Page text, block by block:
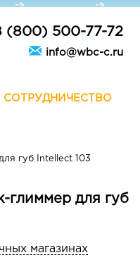
(800) 500-77-72
info@wbc-c.ru
СОТРУДНИЧЕСТВО
губ Intellect 103
глиммер для губ
магазинах